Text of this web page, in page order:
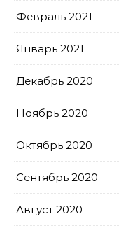
Февраль 2021
Январь 2021
Декабрь 2020
Ноябрь 2020
Октябрь 2020
Сентябрь 2020
Август 2020